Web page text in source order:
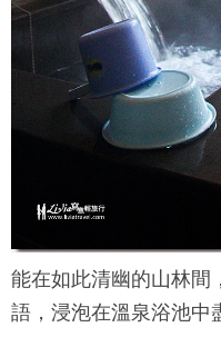
能在如此清幽的山林間
語，浸泡在溫泉浴池中